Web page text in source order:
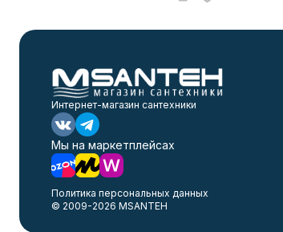
Интернет-магазин сантехники
Мы на маркетплейсах
Политика персональных данных
© 2009-2026 MSANTEH